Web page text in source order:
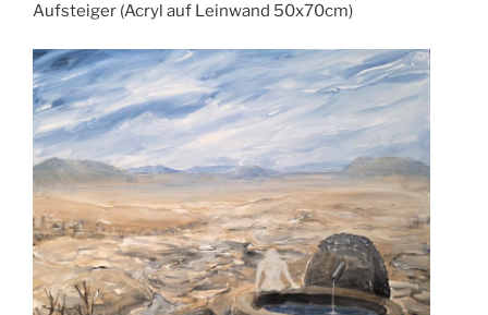
Aufsteiger (Acryl auf Leinwand 50x70cm)